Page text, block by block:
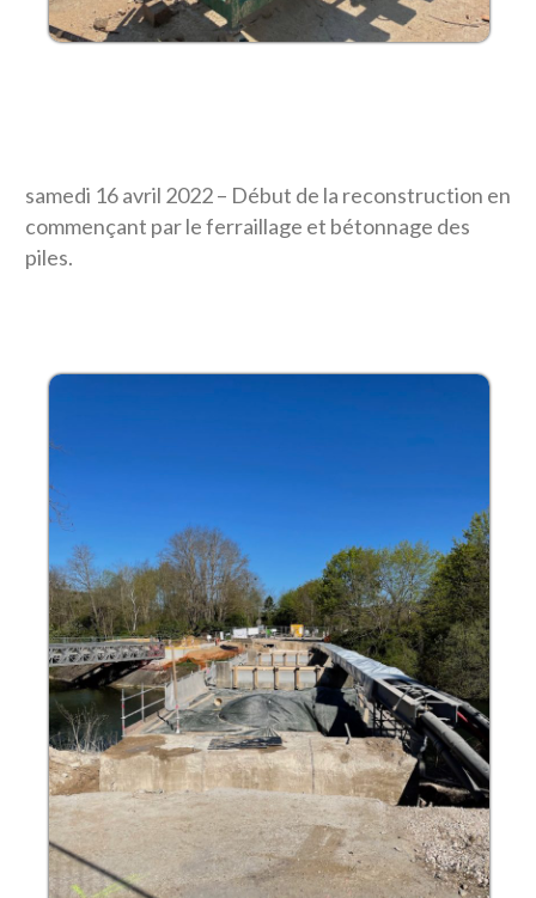
samedi 16 avril 2022 – Début de la reconstruction en
commençant par le ferraillage et bétonnage des
piles.